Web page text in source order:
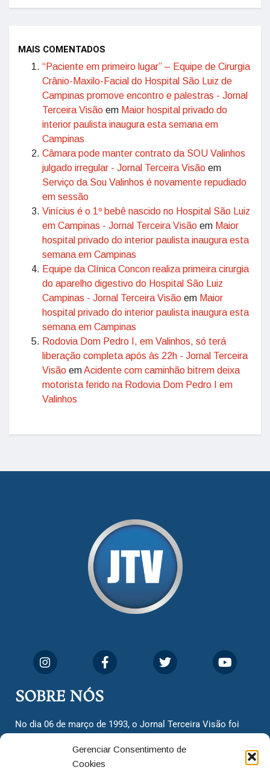
Gerenciar Consentimento de
Cookies
MAIS COMENTADOS
“Paciente em primeiro lugar” – Equipe de Cirurgia
Crânio-Maxilo-Facial do Hospital São Luiz de
Campinas promove encontro e palestras - Jornal
Terceira Visão em Maior hospital privado do
interior paulista inaugura esta semana em
Campinas
Câmara pode manter contrato da SOU Valinhos
julgado irregular - Jornal Terceira Visão em
Serviço da Sou Valinhos é novamente repudiado
em sessão
Vinícius é o 1º bebê nascido no Hospital São Luiz
em Campinas - Jornal Terceira Visão em Maior
hospital privado do interior paulista inaugura esta
semana em Campinas
Equipe da Clínica Concon realiza primeira cirurgia
do aparelho digestivo do Hospital São Luiz
Campinas - Jornal Terceira Visão em Maior
hospital privado do interior paulista inaugura esta
semana em Campinas
Rodovia Dom Pedro I, em Valinhos, só terá
liberação completa após às 22h - Jornal Terceira
Visão emAcidente com caminhão bitrem deixa
motorista ferido na Rodovia Dom Pedro I em
Valinhos
SOBRE NÓS
No dia 06 de março de 1993, o Jornal Terceira Visão foi
cidadãos valinhenses, já que naquela época só existiam
dois jornais. Há mais de 30 anos, o jornal continua